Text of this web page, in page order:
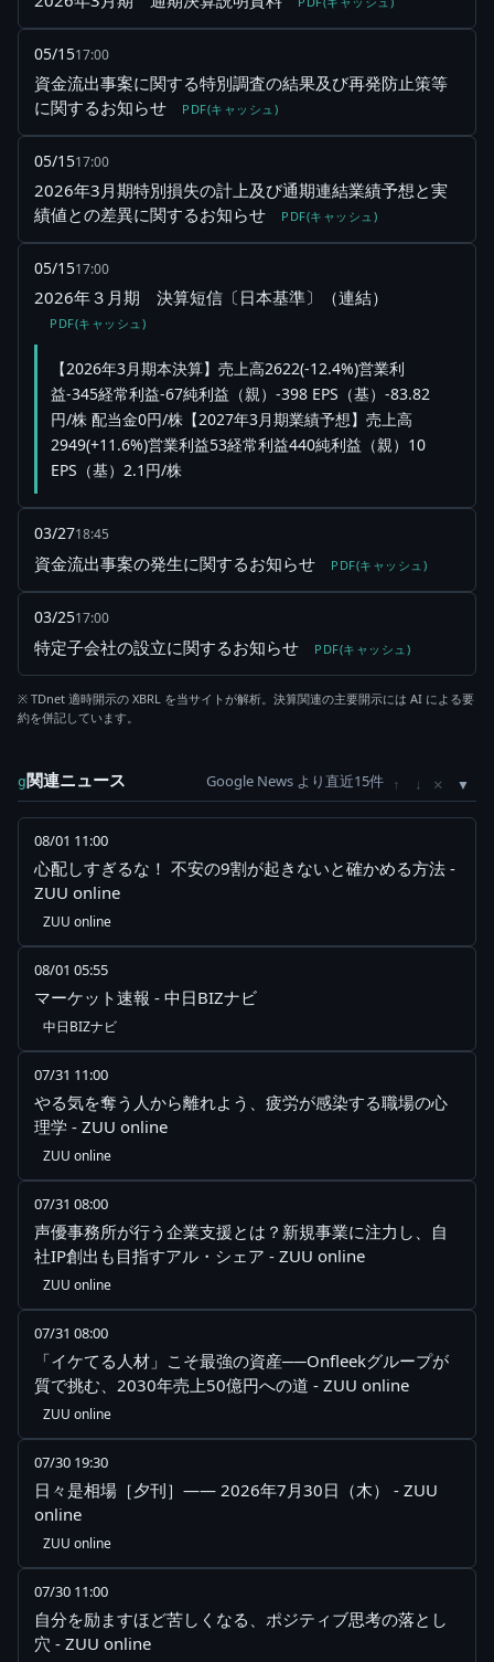
05/1517:00
資金流出事案に関する特別調査の結果及び再発防止策等
に関するお知らせ
PDF(キャッシュ)
05/1517:00
2026年3月期特別損失の計上及び通期連結業績予想と実
績値との差異に関するお知らせ
PDF(キャッシュ)
05/1517:00
2026年３月期 決算短信〔日本基準〕（連結）
PDF(キャッシュ)
【2026年3月期本決算】売上高2622(-12.4%)営業利
益-345経常利益-67純利益（親）-398 EPS（基）-83.82
円/株 配当金0円/株【2027年3月期業績予想】売上高
2949(+11.6%)営業利益53経常利益440純利益（親）10
EPS（基）2.1円/株
03/2718:45
資金流出事案の発生に関するお知らせ PDF(キャッシュ)
03/2517:00
特定子会社の設立に関するお知らせ PDF(キャッシュ)
※ TDnet 適時開示の XBRL を当サイトが解析。決算関連の主要開示には AI による要
約を併記しています。
g関連ニュース Google News より直近15件 ↑ ↓ ×
08/01 11:00
心配しすぎるな！ 不安の9割が起きないと確かめる方法 -
ZUU online
ZUU online
08/01 05:55
マーケット速報 - 中日BIZナビ
中日BIZナビ
07/31 11:00
やる気を奪う人から離れよう、疲労が感染する職場の心
理学 - ZUU online
ZUU online
07/31 08:00
声優事務所が行う企業支援とは？新規事業に注力し、自
社IP創出も目指すアル・シェア - ZUU online
ZUU online
07/31 08:00
「イケてる人材」こそ最強の資産──Onfleekグループが
質で挑む、2030年売上50億円への道 - ZUU online
ZUU online
07/30 19:30
日々是相場［夕刊］―― 2026年7月30日（木） - ZUU
online
ZUU online
07/30 11:00
自分を励ますほど苦しくなる、ポジティブ思考の落とし
穴 - ZUU online